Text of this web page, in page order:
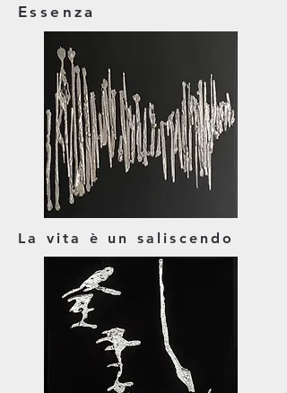
Essenza
La vita è un saliscendo